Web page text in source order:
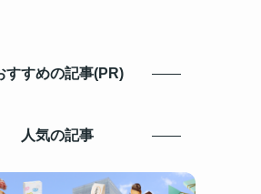
すすめの記事(PR)
人気の記事